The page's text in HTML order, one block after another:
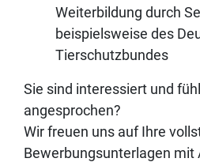
Weiterbildung durch
beispielsweise des
Tierschutzbundes
Sie sind interessiert und
angesprochen?
Wir freuen uns auf Ihre
Bewerbungsunterlagen mit